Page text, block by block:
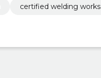
certified welding works